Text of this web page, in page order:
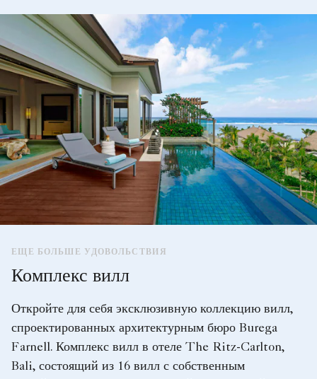
ЕЩЕ БОЛЬШЕ УДОВОЛЬСТВИЯ
Комплекс вилл
Откройте для себя эксклюзивную коллекцию вилл,
спроектированных архитектурным бюро Burega
Farnell. Комплекс вилл в отеле The Ritz-Carlton,
Bali, состоящий из 16 вилл с собственным